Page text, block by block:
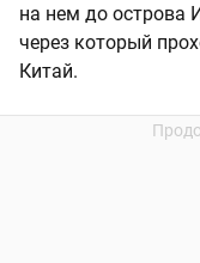
на нем до острова
через который
Китай.